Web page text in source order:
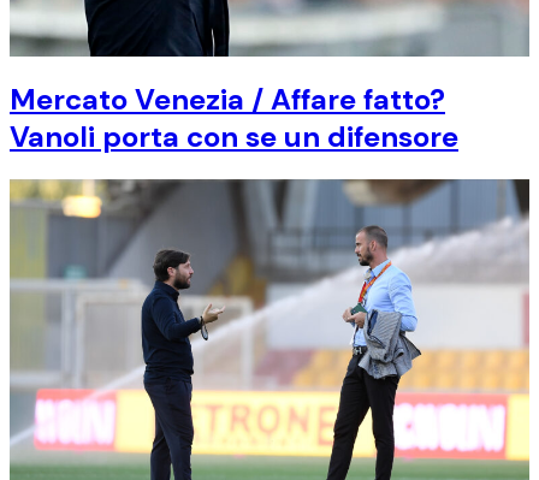
Mercato Venezia / Affare fatto?
Vanoli porta con se un difensore